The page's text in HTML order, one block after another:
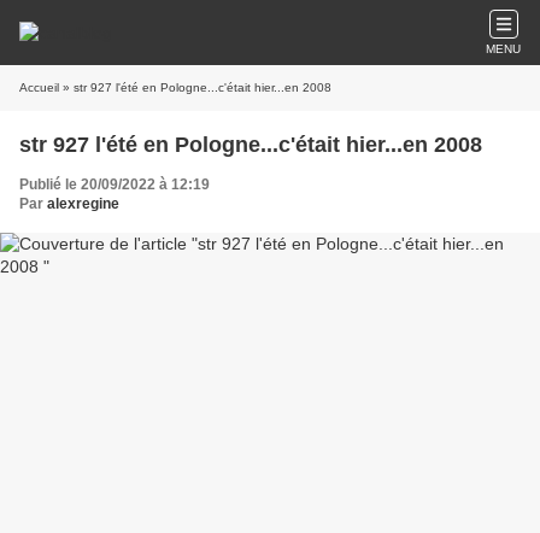
MENU
Accueil » str 927 l'été en Pologne...c'était hier...en 2008
str 927 l'été en Pologne...c'était hier...en 2008
Publié le 20/09/2022 à 12:19
Par alexregine